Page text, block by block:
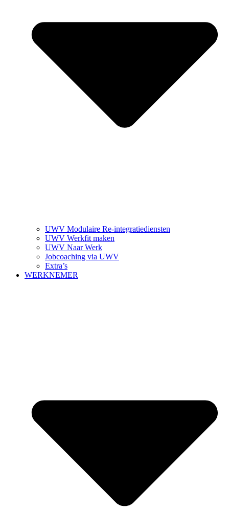
UWV Modulaire Re-integratiediensten
UWV Werkfit maken
UWV Naar Werk
Jobcoaching via UWV
Extra’s
WERKNEMER